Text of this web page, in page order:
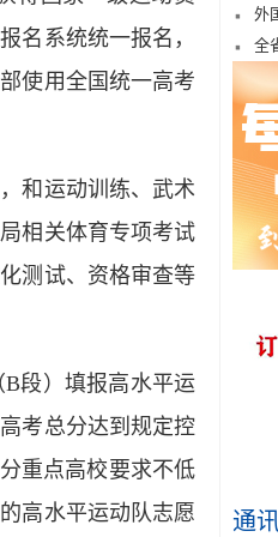
名系统统一报名，
使用全国统一高考
和运动训练、武术
相关体育专项考试
测试、资格审查等
段）填报高水平运
考总分达到规定控
重点高校要求不低
高水平运动队志愿
外
全
通